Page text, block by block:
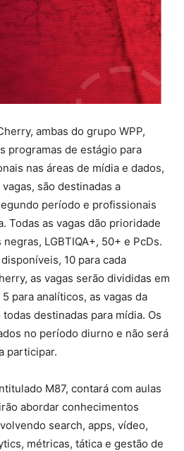
ambas do grupo WPP,
programas de estágio para
nas áreas de mídia e dados,
são destinadas a
período e profissionais
Todas as vagas dão prioridade
LGBTIQA+, 50+ e PcDs.
10 para cada
as vagas serão divididas em
para analíticos, as vagas da
destinadas para mídia. Os
no período diurno e não será
participar.
M87, contará com aulas
abordar conhecimentos
search, apps, vídeo,
métricas, tática e gestão de